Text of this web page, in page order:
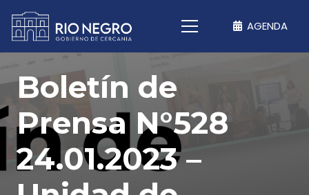
AGENDA
Boletín de
Prensa N°528
24.01.2023 –